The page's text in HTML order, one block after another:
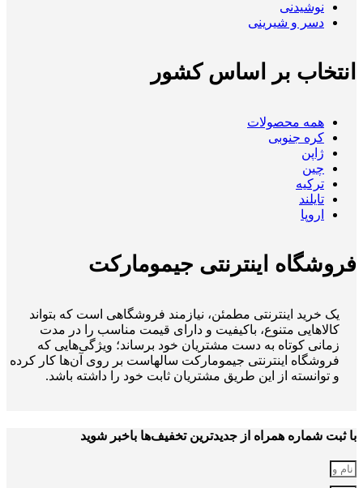
نوشیدنی
دسر و شیرینی
انتخاب بر اساس کشور
همه محصولات
کره جنوبی
ژاپن
چین
ترکیه
تایلند
اروپا
فروشگاه اینترنتی جیمومارکت
یک خرید اینترنتی مطمئن، نیازمند فروشگاهی است که بتواند
کالاهایی متنوع، باکیفیت و دارای قیمت مناسب را در مدت
زمانی کوتاه به دست مشتریان خود برساند؛ ویژگی‌هایی که
فروشگاه اینترنتی جیمومارکت سالهاست بر روی آن‌ها کار کرده
و توانسته از این طریق مشتریان ثابت خود را داشته باشد.
با ثبت شماره همراه از جدید‌ترین تخفیف‌ها با‌خبر شوید